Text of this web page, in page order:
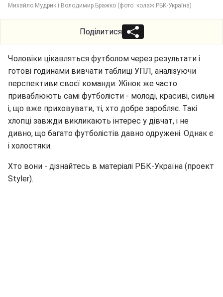
Михайло Мудрик і Володимир Бражко (фото: колаж РБК-Україна)
Поділитися
Чоловіки цікавляться футболом через результати і
готові годинами вивчати таблиці УПЛ, аналізуючи
перспективи своєї команди. Жінок же часто
приваблюють самі футболісти - молоді, красиві, сильні
і, що вже приховувати, ті, хто добре заробляє. Такі
хлопці завжди викликають інтерес у дівчат, і не
дивно, що багато футболістів давно одружені. Однак є
і холостяки.
Хто вони - дізнайтесь в матеріалі РБК-Україна (проект
Styler).